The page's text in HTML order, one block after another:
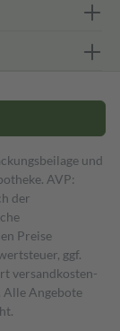
und
AVP:
der
Preise
ggf.
versand­kosten­
Angebote